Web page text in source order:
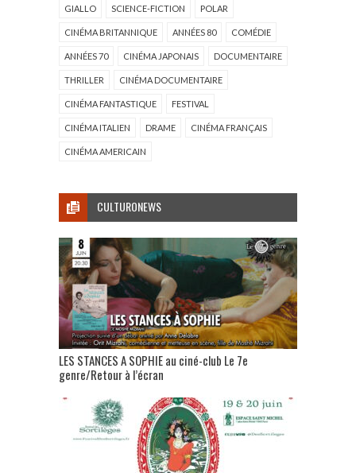
GIALLO SCIENCE-FICTION POLAR
CINÉMA BRITANNIQUE ANNÉES 80 COMÉDIE
ANNÉES 70 CINÉMA JAPONAIS DOCUMENTAIRE
THRILLER CINÉMA DOCUMENTAIRE
CINÉMA FANTASTIQUE FESTIVAL
CINÉMA ITALIEN DRAME CINÉMA FRANÇAIS
CINÉMA AMERICAIN
CULTURONEWS
LES STANCES A SOPHIE au ciné-club Le 7e
genre/Retour à l’écran